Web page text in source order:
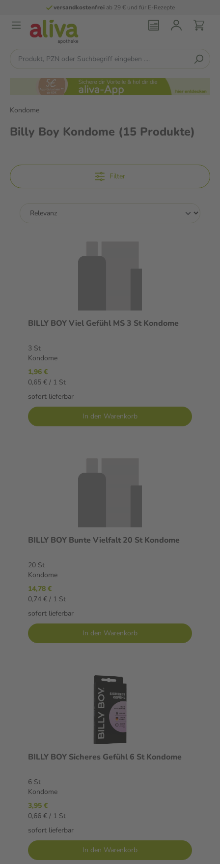
persönlichepharmazeutische
Kondome
Billy Boy Kondome (15 Produkte)
Filter
BILLY BOY Viel Gefühl MS 3 St Kondome
3 St
Kondome
1,96 €
0,65 € / 1 St
sofort lieferbar
In den Warenkorb
BILLY BOY Bunte Vielfalt 20 St Kondome
20 St
Kondome
14,78 €
0,74 € / 1 St
sofort lieferbar
In den Warenkorb
BILLY BOY Sicheres Gefühl 6 St Kondome
6 St
Kondome
3,95 €
0,66 € / 1 St
sofort lieferbar
In den Warenkorb